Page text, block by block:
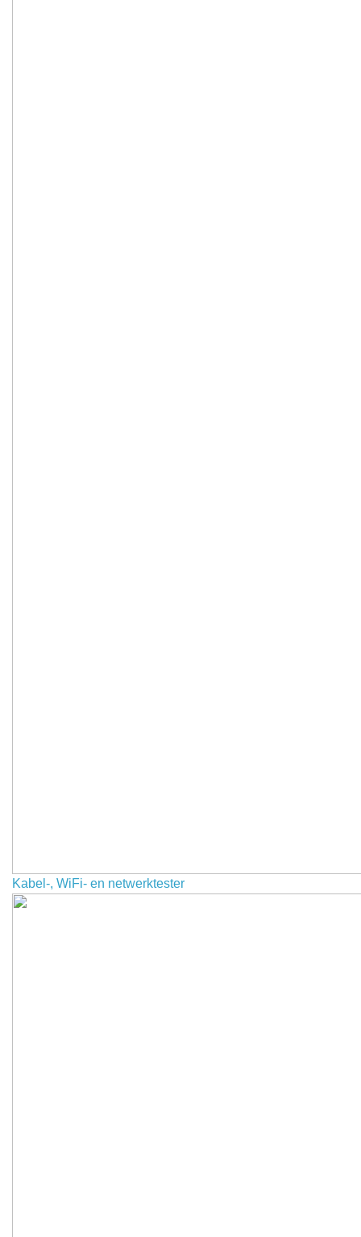
Kabel-, WiFi- en netwerktester